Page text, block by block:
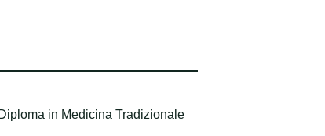
in Medicina Tradizionale